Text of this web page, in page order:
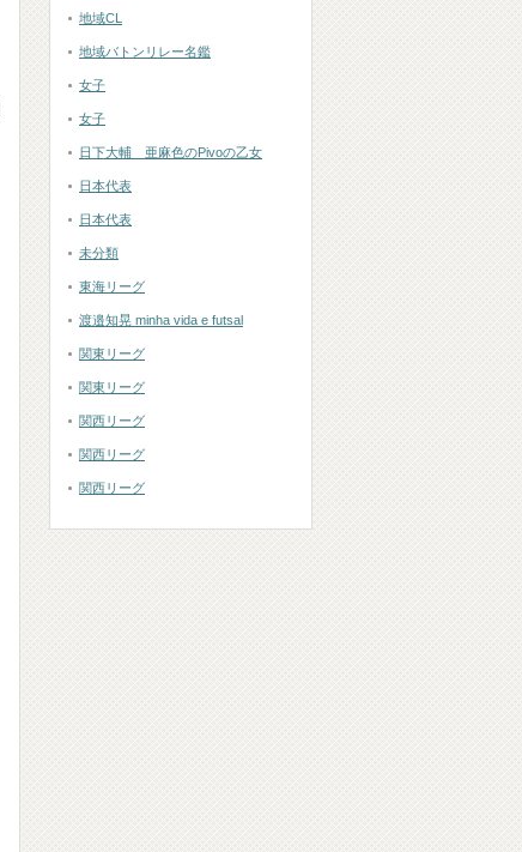
地域CL
地域バトンリレー名鑑
女子
女子
日下大輔 亜麻色のPivoの乙女
日本代表
日本代表
未分類
東海リーグ
渡邉知晃 minha vida e futsal
関東リーグ
関東リーグ
関西リーグ
関西リーグ
関西リーグ